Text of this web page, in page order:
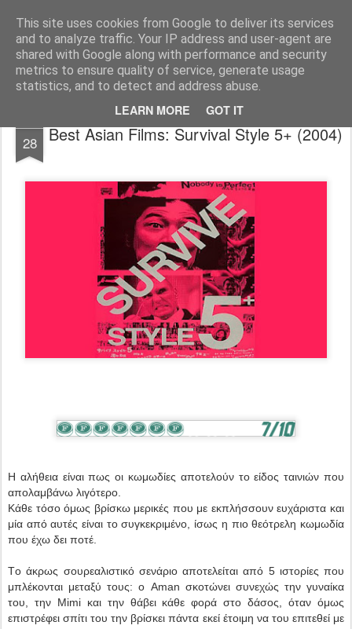
This site uses cookies from Google to deliver its services
and to analyze traffic. Your IP address and user-agent are
shared with Google along with performance and security
metrics to ensure quality of service, generate usage
statistics, and to detect and address abuse.
LEARN MORE GOT IT
FilmBoy
28 Best Asian Films: Survival Style 5+ (2004)
Η αλήθεια είναι πως οι κωμωδίες αποτελούν το είδος ταινιών που
απολαμβάνω λιγότερο.
Κάθε τόσο όμως βρίσκω μερικές που με εκπλήσσουν ευχάριστα και
μία από αυτές είναι το συγκεκριμένο, ίσως η πιο θεότρελη κωμωδία
που έχω δει ποτέ.
Tο άκρως σουρεαλιστικό σενάριο αποτελείται από 5 ιστορίες που
μπλέκονται μεταξύ τους: ο Aman σκοτώνει συνεχώς την γυναίκα
του, την Mimi και την θάβει κάθε φορά στο δάσος, όταν όμως
επιστρέφει σπίτι του την βρίσκει πάντα εκεί έτοιμη να του επιτεθεί με